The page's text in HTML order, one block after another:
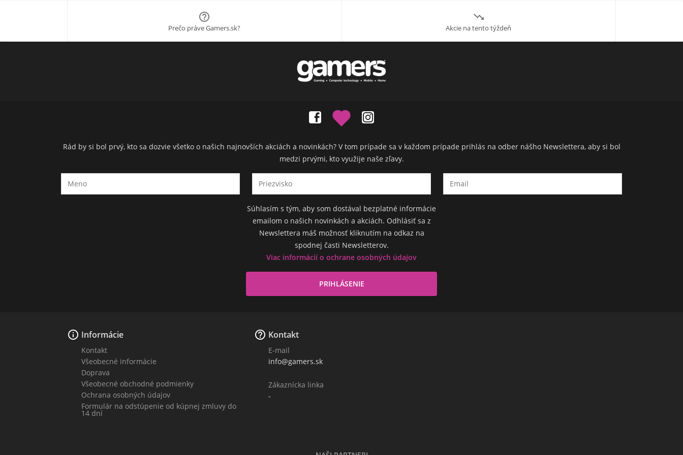

Prečo práve Gamers.sk?

Akcie na tento týždeň
Rád by si bol prvý, kto sa dozvie všetko o našich najnovších akciách a novinkách? V tom prípade sa v každom prípade prihlás na odber nášho Newslettera, aby si bol
medzi prvými, kto využije naše zľavy.
Súhlasím s tým, aby som dostával bezplatné informácie
emailom o našich novinkách a akciách. Odhlásiť sa z
Newslettera máš možnosť kliknutím na odkaz na
spodnej časti Newsletterov.
Viac informácií o ochrane osobných údajov
 Informácie
Kontakt
Všeobecné informácie
Doprava
Všeobecné obchodné podmienky
Ochrana osobných údajov
Formulár na odstúpenie od kúpnej zmluvy do
14 dní
 Kontakt
E-mail
info@gamers.sk
Zákaznícka linka
-